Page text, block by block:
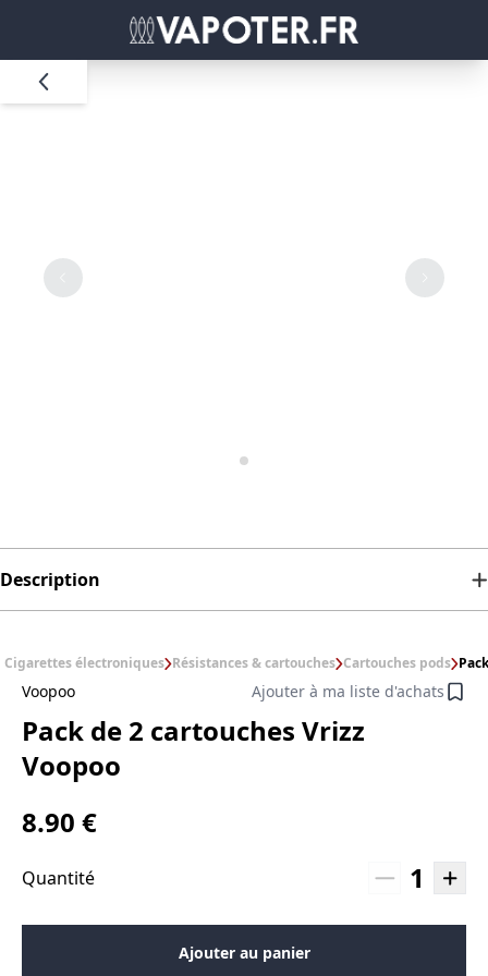
Description
Cigarettes électroniques Résistances & cartouches Cartouches pods
Voopoo Ajouter à ma liste d'achats
Pack de 2 cartouches Vrizz
Voopoo
8.90 €
Quantité 1
Ajouter au panier